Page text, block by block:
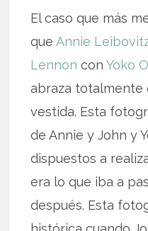
El caso que más
que Annie
Lennon conYoko
abraza totalmente
vestida. Esta
de Annie y John y
dispuestos a
era lo que iba a
después. Esta